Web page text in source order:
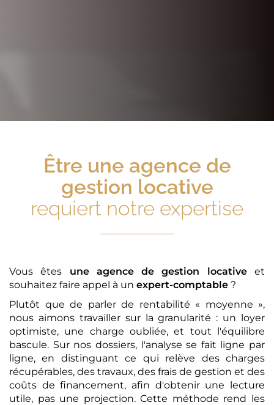
Être une agence de
gestion locative
requiert notre expertise
Vous êtes une agence de gestion locativeet
souhaitez faire appel à un expert-comptable ?
Plutôt que de parler de rentabilité « moyenne »,
nous aimons travailler sur la granularité : un loyer
optimiste, une charge oubliée, et tout l'équilibre
bascule. Sur nos dossiers, l'analyse se fait ligne par
ligne, en distinguant ce qui relève des charges
récupérables, des travaux, des frais de gestion et des
coûts de financement, afin d'obtenir une lecture
utile, pas une projection. Cette méthode rend les